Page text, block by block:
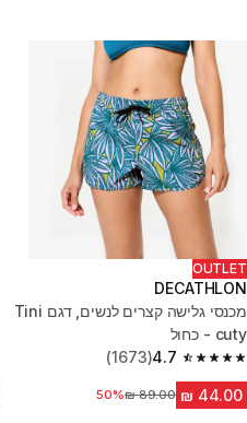
OUTLET
DECATHLON
מכנסי גלישה קצרים לנשים, דגם Tini
cuty - כחול
4.7
4.7 out of 5 stars from 1673 reviews
(1673)
מחיר לפני הנחה‏89.00 ₪
50%